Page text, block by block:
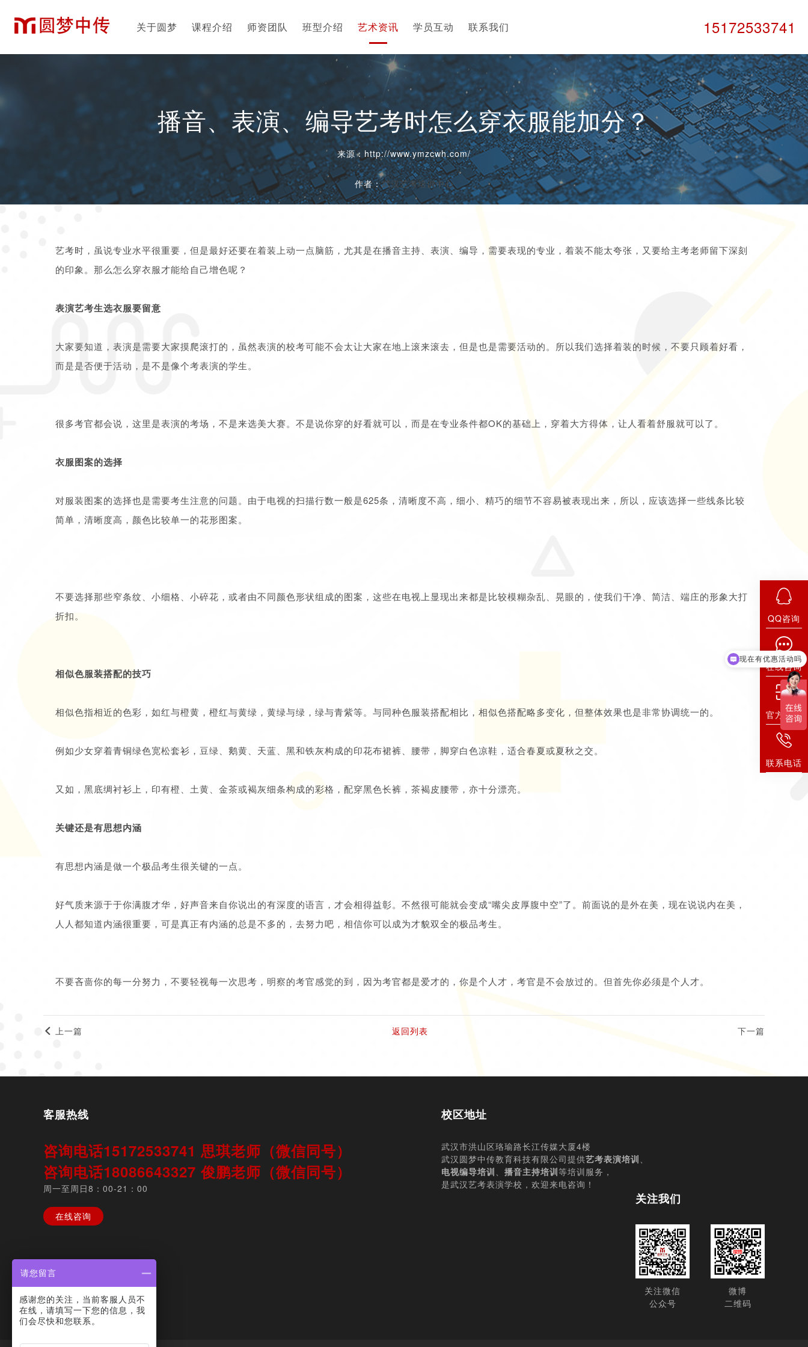
关于圆梦 课程介绍 师资团队 班型介绍 艺术资讯 学员互动 联系我们 15172533741
播音、表演、编导艺考时怎么穿衣服能加分？
来源：http://www.ymzcwh.com/
作者：武汉艺考培训中心
艺考时，虽说专业水平很重要，但是最好还要在着装上动一点脑筋，尤其是在播音主持、表演、编导，需要表现的专业，着装不能太夸张，又要给主考老师留下深刻
的印象。那么怎么穿衣服才能给自己增色呢？
表演艺考生选衣服要留意
大家要知道，表演是需要大家摸爬滚打的，虽然表演的校考可能不会太让大家在地上滚来滚去，但是也是需要活动的。所以我们选择着装的时候，不要只顾着好看，
而是是否便于活动，是不是像个考表演的学生。
很多考官都会说，这里是表演的考场，不是来选美大赛。不是说你穿的好看就可以，而是在专业条件都OK的基础上，穿着大方得体，让人看着舒服就可以了。
衣服图案的选择
对服装图案的选择也是需要考生注意的问题。由于电视的扫描行数一般是625条，清晰度不高，细小、精巧的细节不容易被表现出来，所以，应该选择一些线条比较
简单，清晰度高，颜色比较单一的花形图案。
不要选择那些窄条纹、小细格、小碎花，或者由不同颜色形状组成的图案，这些在电视上显现出来都是比较模糊杂乱、晃眼的，使我们干净、简洁、端庄的形象大打
折扣。
相似色服装搭配的技巧
相似色指相近的色彩，如红与橙黄，橙红与黄绿，黄绿与绿，绿与青紫等。与同种色服装搭配相比，相似色搭配略多变化，但整体效果也是非常协调统一的。
例如少女穿着青铜绿色宽松套衫，豆绿、鹅黄、天蓝、黑和铁灰构成的印花布裙裤、腰带，脚穿白色凉鞋，适合春夏或夏秋之交。
又如，黑底绸衬衫上，印有橙、土黄、金茶或褐灰细条构成的彩格，配穿黑色长裤，茶褐皮腰带，亦十分漂亮。
关键还是有思想内涵
有思想内涵是做一个极品考生很关键的一点。
好气质来源于于你满腹才华，好声音来自你说出的有深度的语言，才会相得益彰。不然很可能就会变成“嘴尖皮厚腹中空”了。前面说的是外在美，现在说说内在美，
人人都知道内涵很重要，可是真正有内涵的总是不多的，去努力吧，相信你可以成为才貌双全的极品考生。
不要吝啬你的每一分努力，不要轻视每一次思考，明察的考官感觉的到，因为考官都是爱才的，你是个人才，考官是不会放过的。但首先你必须是个人才。
上一篇 返回列表 下一篇
客服热线
咨询电话15172533741 思琪老师（微信同号）
咨询电话18086643327 俊鹏老师（微信同号）
周一至周日8：00-21：00
在线咨询
校区地址
武汉市洪山区珞瑜路长江传媒大厦4楼
武汉圆梦中传教育科技有限公司提供艺考表演培训 、
电视编导培训 、 播音主持培训等培训服务，
是武汉艺考表演学校，欢迎来电咨询！
关注我们
关注微信
公众号
微博
二维码
QQ咨询
在线咨询
官方微信
联系电话
现在有优惠活动吗
请您留言
感谢您的关注，当前客服人员不
在线，请填写一下您的信息，我
们会尽快和您联系。